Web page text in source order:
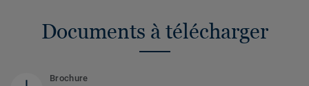
Documents à télécharger
Brochure